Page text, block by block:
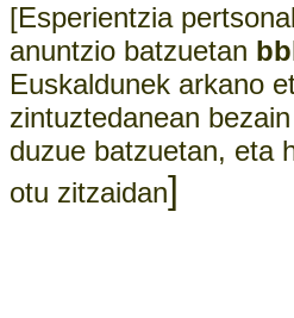
[Esperientzia
anuntzio batzuetan
Euskaldunek arkano
zintuztedanean
duzue batzuetan, eta
otu zitzaidan]